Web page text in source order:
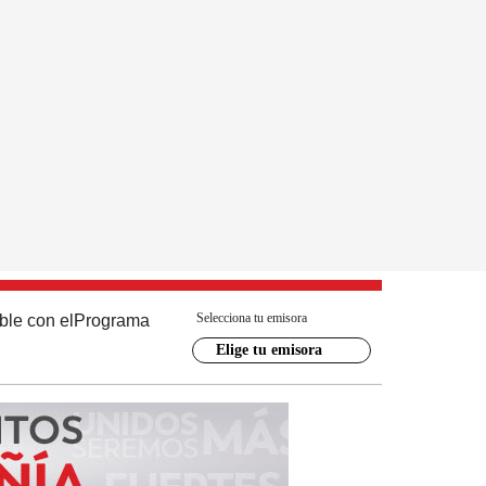
con el Programa Selecciona tu emisora
Elige tu emisora